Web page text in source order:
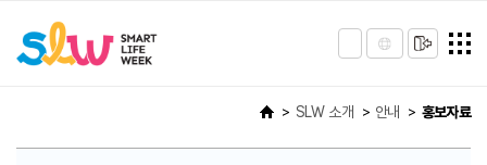
SLW 소개 안내 홍보자료